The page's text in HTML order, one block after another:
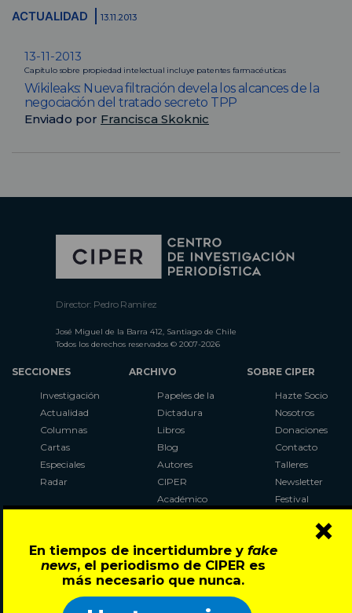
En tiempos de incertidumbre y fake
news, el periodismo de CIPER es
más necesario que nunca.
×
ACTUALIDAD 13.11.2013
13-11-2013
Capítulo sobre propiedad intelectual incluye patentes farmacéuticas
Wikileaks: Nueva filtración devela los alcances de la
negociación del tratado secreto TPP
Enviado por Francisca Skoknic
Director: Pedro Ramírez
José Miguel de la Barra 412, Santiago de Chile
Todos los derechos reservados © 2007-2026
SECCIONES
Investigación
Actualidad
Columnas
Cartas
Especiales
Radar
ARCHIVO
Papeles de la
Dictadura
Libros
Blog
Autores
CIPER
Académico
Al Plebiscito
con CIPER
SOBRE CIPER
Hazte Socio
Nosotros
Donaciones
Contacto
Talleres
Newsletter
Festival